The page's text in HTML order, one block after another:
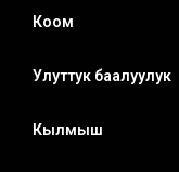
Коом
Улуттук баалуулук
Кылмыш